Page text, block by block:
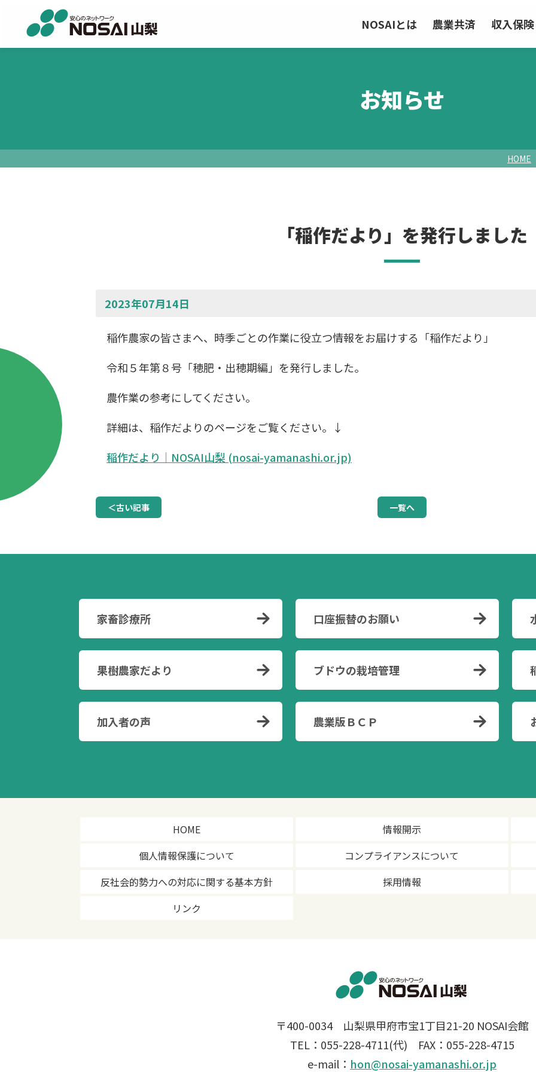
NOSAIとは 農業共済 収入保険
お知らせ
HOME
「稲作だより」を発行しました
2023年07月14日
稲作農家の皆さまへ、時季ごとの作業に役立つ情報をお届けする「稲作だより」
令和５年第８号「穂肥・出穂期編」を発行しました。
農作業の参考にしてください。
詳細は、稲作だよりのページをご覧ください。↓
稲作だより｜NOSAI山梨 (nosai-yamanashi.or.jp)
＜古い記事 一覧へ
家畜診療所 口座振替のお願い
果樹農家だより ブドウの栽培管理
加入者の声 農業版ＢＣＰ
HOME 情報開示
個人情報保護について
コンプライアンスについて
反社会的勢力への対応に関する基本方針
採用情報
リンク
〒400-0034 山梨県甲府市宝1丁目21-20 NOSAI会館
TEL：055-228-4711(代) FAX：055-228-4715
e-mail： hon@nosai-yamanashi.or.jp